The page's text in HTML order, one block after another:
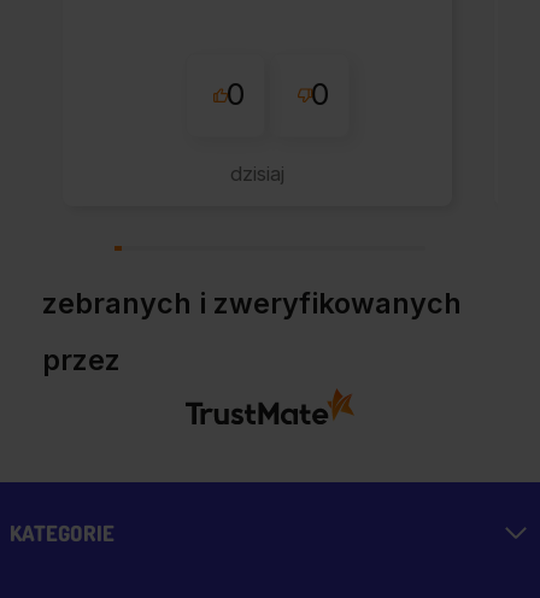
0 0
dzisiaj
zebranych i zweryfikowanych
przez
KATEGORIE